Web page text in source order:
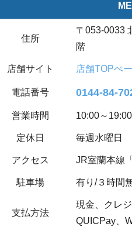
住所
〒053-0033
階
店舗サイト 店舗TOPぺ
電話番号 0144-84-
営業時間 10:00～
定休日 毎週水曜日
アクセス JR室蘭本線
駐車場 有り/３時間
支払方法
現金、クレ
QUICPay、